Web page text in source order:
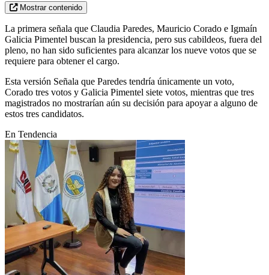
Mostrar contenido
La primera señala que Claudia Paredes, Mauricio Corado e Igmaín
Galicia Pimentel buscan la presidencia, pero sus cabildeos, fuera del
pleno, no han sido suficientes para alcanzar los nueve votos que se
requiere para obtener el cargo.
Esta versión Señala que Paredes tendría únicamente un voto,
Corado tres votos y Galicia Pimentel siete votos, mientras que tres
magistrados no mostrarían aún su decisión para apoyar a alguno de
estos tres candidatos.
En Tendencia